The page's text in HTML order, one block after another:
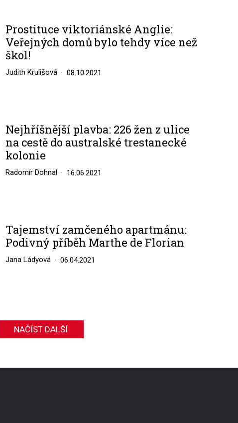
Prostituce viktoriánské Anglie:
Veřejných domů bylo tehdy více než
škol!
Judith Krulišová 08.10.2021
Nejhříšnější plavba: 226 žen z ulice
na cestě do australské trestanecké
kolonie
Radomír Dohnal 16.06.2021
Tajemství zamčeného apartmánu:
Podivný příběh Marthe de Florian
Jana Ládyová 06.04.2021
NAČÍST DALŠÍ